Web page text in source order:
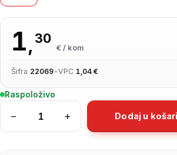
1,30
€ / kom
Šifra 22069•VPC 1,04 €
Raspoloživo
−
Tekući
jogurt
+ Dodaj u